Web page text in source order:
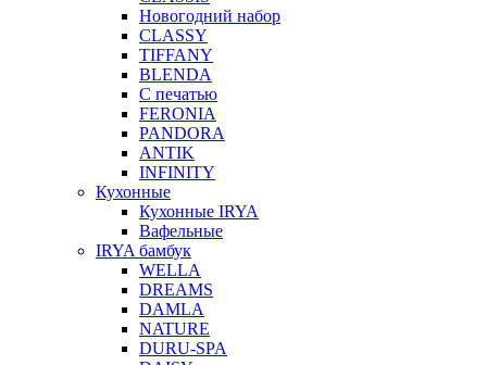
Новогодний набор
CLASSY
TIFFANY
BLENDA
С печатью
FERONIA
PANDORA
ANTIK
INFINITY
Кухонные
Кухонные IRYA
Вафельные
IRYA бамбук
WELLA
DREAMS
DAMLA
NATURE
DURU-SPA